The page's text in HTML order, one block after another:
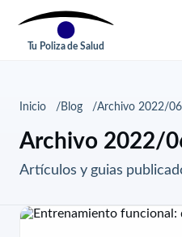
Tu Poliza de Salud
Inicio Blog Archivo 2022/06
Archivo 2022/
Artículos y guias